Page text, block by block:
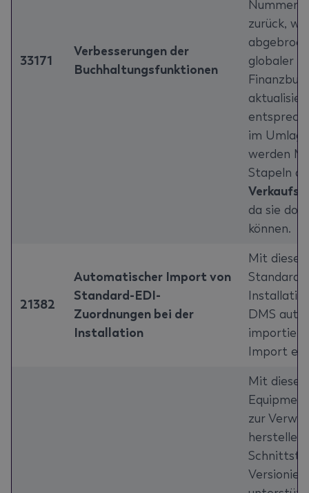
33171
Verbesserungen der
Buchhaltungsfunktionen
zurück,
globaler
im
werden
Stapeln
da sie
können.
21382
Automatischer Import von
Standard-EDI-
Zuordnungen bei der
Installation
Mit
Standard-
DMS
Import
Mit
zur